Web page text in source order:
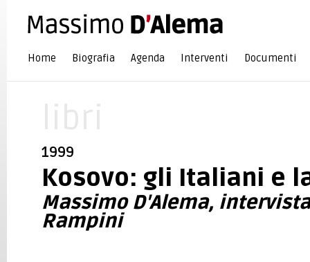
Home Biografia Agenda Interventi Documenti
1999
Kosovo: gli Italiani e
Massimo D'Alema,
Rampini